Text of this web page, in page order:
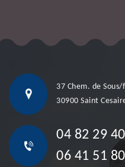
37 Chem. de
30900 Saint
04 82 29
06 41 51